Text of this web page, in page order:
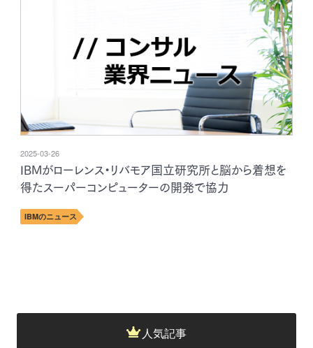
2025-03-26
IBMがローレンス・リバモア国立研究所と脳から着想を
得たスーパーコンピューターの開発で協力
IBMのニュース
人気記事